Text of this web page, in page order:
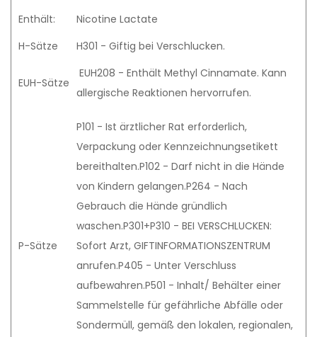
Enthält:
Nicotine Lactate
H-Sätze
H301 - Giftig bei Verschlucken.
EUH-Sätze
EUH208 - Enthält Methyl Cinnamate. Kann
allergische Reaktionen hervorrufen.
P-Sätze
P101 - Ist ärztlicher Rat erforderlich,
Verpackung oder Kennzeichnungsetikett
bereithalten.P102 - Darf nicht in die Hände
von Kindern gelangen.P264 - Nach
Gebrauch die Hände gründlich
waschen.P301+P310 - BEI VERSCHLUCKEN:
Sofort Arzt, GIFTINFORMATIONSZENTRUM
anrufen.P405 - Unter Verschluss
aufbewahren.P501 - Inhalt/ Behälter einer
Sammelstelle für gefährliche Abfälle oder
Sondermüll, gemäß den lokalen, regionalen,